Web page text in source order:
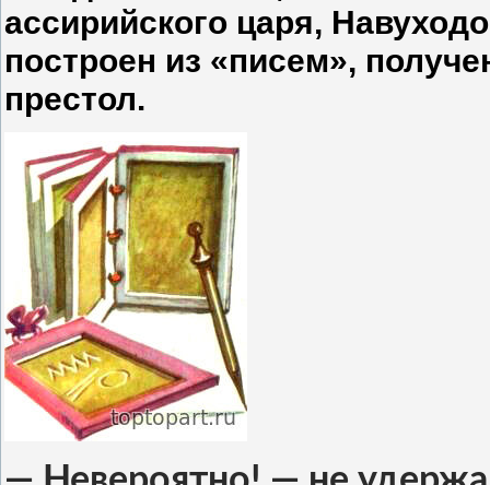
ассирийского царя,
построен из «писем»,
престол.